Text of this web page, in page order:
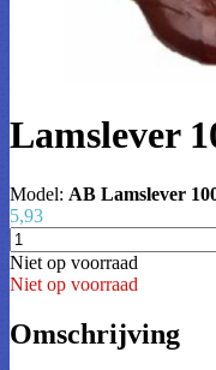
Lamslever
Model: AB Lamslever
5,93
Niet op voorraad
Niet op voorraad
Omschrijving